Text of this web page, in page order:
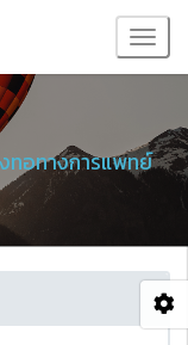
ทอทางการแพทย์